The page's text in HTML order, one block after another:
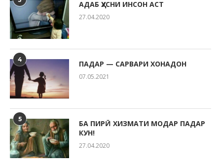
АДАБ ҲУСНИ ИНСОН АСТ
27.04.2020
4 ПАДАР — САРВАРИ ХОНАДОН
07.05.2021
5
БА ПИРӢ ХИЗМАТИ МОДАР ПАДАР
КУН!
27.04.2020